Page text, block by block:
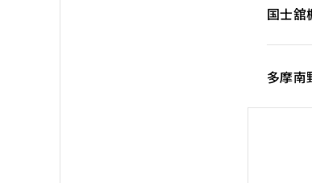
国士舘
多摩南